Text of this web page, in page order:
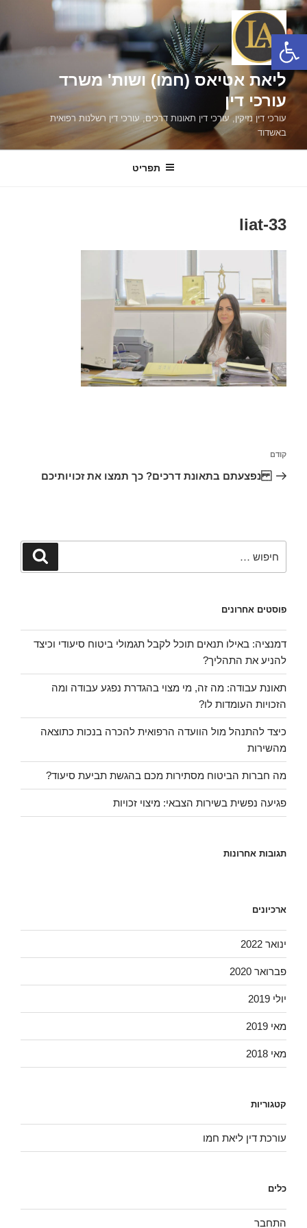
פתח סרגל נגישות
דילוג
ליאת אטיאס (חמו) ושות' משרד
עורכי דין
עורכי דין נזיקין, עורכי דין תאונות דרכים, עורכי דין רשלנות רפואית
באשדוד
תפריט
liat-33
הפוסט
הקודם
קודם
נפצעתם בתאונת דרכים? כך תמצו את זכויותיכם
חיפוש
פוסטים אחרונים
דמנציה: באילו תנאים תוכל לקבל תגמולי ביטוח סיעודי וכיצד
להניע את התהליך?
תאונת עבודה: מה זה, מי מצוי בהגדרת נפגע עבודה ומה
הזכויות העומדות לו?
כיצד להתנהל מול הוועדה הרפואית להכרה בנכות כתוצאה
מהשירות
מה חברות הביטוח מסתירות מכם בהגשת תביעת סיעוד?
פגיעה נפשית בשירות הצבאי: מיצוי זכויות
תגובות אחרונות
ארכיונים
ינואר 2022
פברואר 2020
יולי 2019
מאי 2019
מאי 2018
קטגוריות
עורכת דין ליאת חמו
כלים
התחבר